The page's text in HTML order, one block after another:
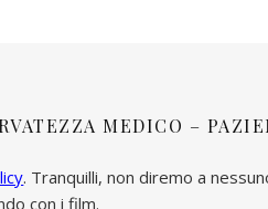
MEDICO –
. Tranquilli, non diremo a
con i film.